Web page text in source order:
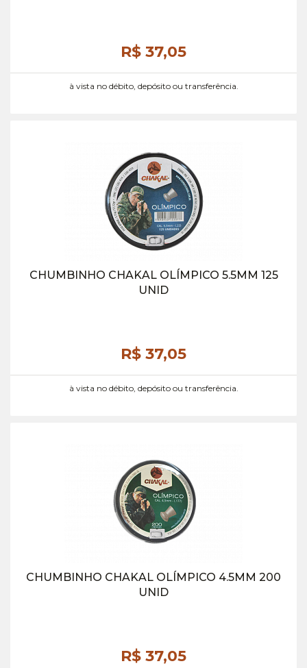
R$ 37,05
à vista no débito, depósito ou transferência.
CHUMBINHO CHAKAL OLÍMPICO 5.5MM 125
UNID
R$ 37,05
à vista no débito, depósito ou transferência.
CHUMBINHO CHAKAL OLÍMPICO 4.5MM 200
UNID
R$ 37,05